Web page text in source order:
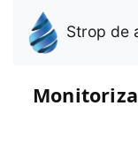
Strop de